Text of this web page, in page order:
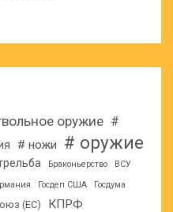
оружие #
# ножи # оружие
Браконьерство ВСУ
Госдеп США Госдума
(ЕС) КПРФ